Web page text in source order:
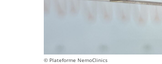
© Plateforme NemoClinics